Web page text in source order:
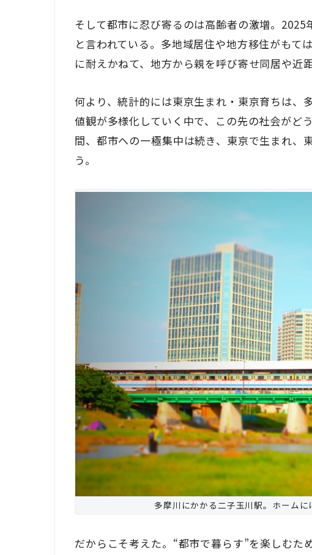
そして都市に忍び寄るのは高齢者の激増。
と言われている。多地域居住や地方移住がもて
に耐えかねて、地方から親を呼び寄せ同居や近
何より、統計的には東京生まれ・東京育ちは、
値観が多様化していく中で、この先の社会がど
間、都市への一極集中は続き、東京で生まれ、
う。
多摩川にかかる二子玉川駅。ホームに
だからこそ考えた。“都市で暮らす”を楽しむた